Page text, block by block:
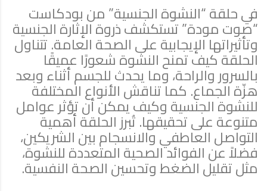
في حلقة “النشوة الجنسية” من بودكاست
“صوت مودة” تستكشف ذروة الإثارة الجنسية
وتأثيراتها الإيجابية على الصحة العامة. تتناول
الحلقة كيف تمنح النشوة شعورًا عميقًا
بالسرور والراحة، وما يحدث للجسم أثناء وبعد
هزّة الجماع. كما تناقش الأنواع المختلفة
للنشوة الجنسية وكيف يمكن أن تؤثر عوامل
متنوعة على تحقيقها. تُبرز الحلقة أهمية
التواصل العاطفي والانسجام بين الشريكين،
فضلاً عن الفوائد الصحية المتعددة للنشوة،
مثل تقليل الضغط وتحسين الصحة النفسية.